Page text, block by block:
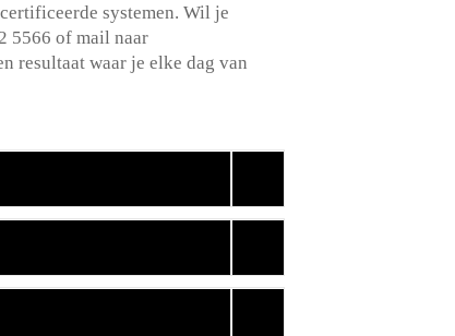
systemen.​ Wil je
5566 of mail naar
resultaat waar je elke dag van